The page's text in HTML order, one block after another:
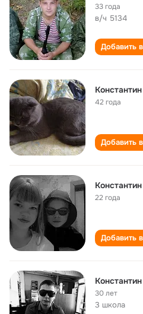
33 года
в/ч 5134
Добавить
42 года
Добавить
22 года
Добавить
30 лет
3 школа